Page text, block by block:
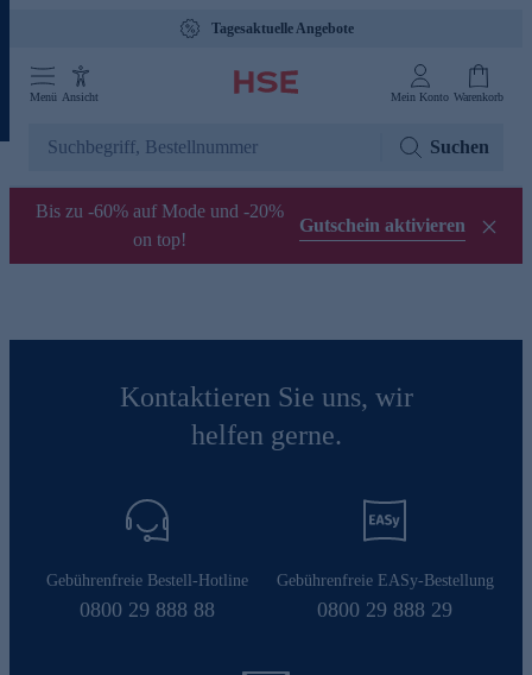
Tagesaktuelle Angebote
Menü Ansicht Mein Konto Warenkorb
Suchen
Bis zu -60% auf Mode und -20%
on top!
Gutschein aktivieren
Kontaktieren Sie uns, wir
helfen gerne.
Gebührenfreie Bestell-Hotline
0800 29 888 88
Gebührenfreie EASy-Bestellung
0800 29 888 29